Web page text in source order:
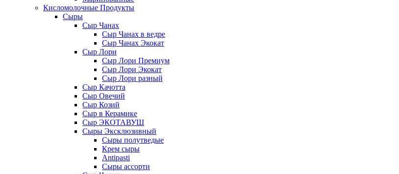
Кисломолочные Продукты
Сыры
Сыр Чанах
Сыр Чанах в ведре
Сыр Чанах Экокат
Сыр Лори
Сыр Лори Премиум
Сыр Лори Экокат
Сыр Лори разный
Сыр Качотта
Сыр Овечий
Сыр Козий
Сыр в Керамике
Сыр ЭКОТАВУШ
Сыры Эксклюзивный
Сыры полутведые
Крем сыры
Antipasti
Сыры ассорти